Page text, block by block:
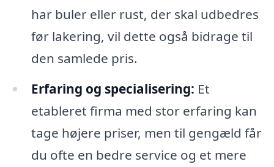
har buler eller rust, der skal udbedres
før lakering, vil dette også bidrage til
den samlede pris.
Erfaring og specialisering: Et
etableret firma med stor erfaring kan
tage højere priser, men til gengæld får
du ofte en bedre service og et mere